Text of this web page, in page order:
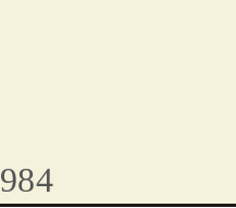
984